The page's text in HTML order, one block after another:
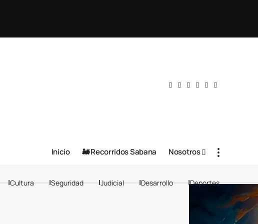
Inicio 🚂 Recorridos Sabana Nosotros
Cultura Seguridad Judicial Desarrollo Deportes